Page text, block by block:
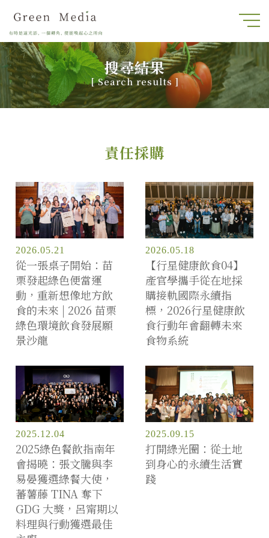
搜尋結果
[Search results]
責任採購
2026.05.21
從一張桌子開始：苗
栗發起綠色便當運
動，重新想像地方飲
食的未來 | 2026 苗栗
綠色環境飲食發展願
景沙龍
2026.05.18
【行星健康飲食04】
產官學攜手從在地採
購接軌國際永續指
標，2026行星健康飲
食行動年會翻轉未來
食物系統
2025.12.04
2025綠色餐飲指南年
會揭曉：張文騰與李
易晏獲選綠餐大使，
蕃薯藤 TINA 奪下
GDG 大獎，呂甯期以
料理與行動獲選最佳
2025.09.15
打開綠光圈：從土地
到身心的永續生活實
踐